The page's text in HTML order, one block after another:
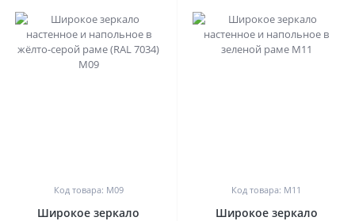
Код товара: М09
Широкое зеркало
Код товара: М11
Широкое зеркало